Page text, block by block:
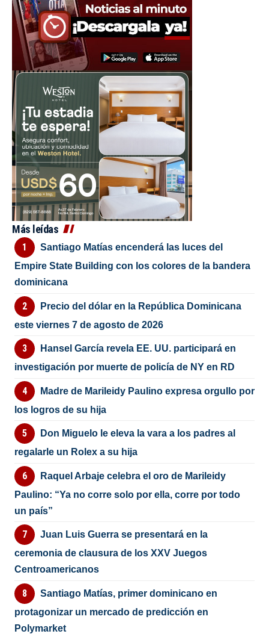
Más leídas
Santiago Matías encenderá las luces del
Empire State Building con los colores de la bandera
dominicana
Precio del dólar en la República Dominicana
este viernes 7 de agosto de 2026
Hansel García revela EE. UU. participará en
investigación por muerte de policía de NY en RD
Madre de Marileidy Paulino expresa orgullo por
los logros de su hija
Don Miguelo le eleva la vara a los padres al
regalarle un Rolex a su hija
Raquel Arbaje celebra el oro de Marileidy
Paulino: “Ya no corre solo por ella, corre por todo
un país”
Juan Luis Guerra se presentará en la
ceremonia de clausura de los XXV Juegos
Centroamericanos
Santiago Matías, primer dominicano en
protagonizar un mercado de predicción en
Polymarket